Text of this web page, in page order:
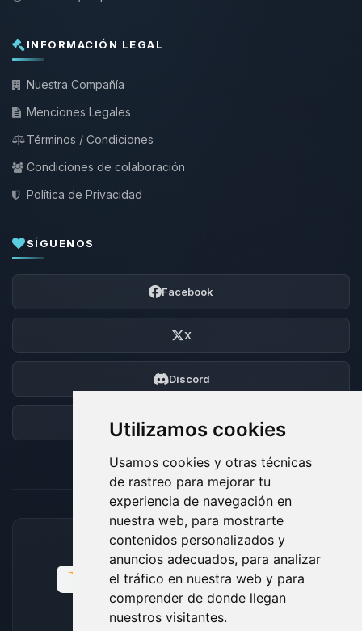
Utilizamos cookies
Usamos cookies y otras técnicas
de rastreo para mejorar tu
experiencia de navegación en
nuestra web, para mostrarte
contenidos personalizados y
anuncios adecuados, para analizar
el tráfico en nuestra web y para
comprender de donde llegan
nuestros visitantes.
INFORMACIÓN LEGAL
Nuestra Compañía
Menciones Legales
Términos / Condiciones
Condiciones de colaboración
Política de Privacidad
SÍGUENOS
Facebook
X
Discord
Foro
MÉTODOS DE PAGO ACEPTADOS